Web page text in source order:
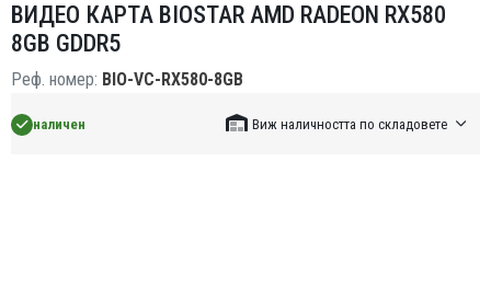
ВИДЕО КАРТА BIOSTAR AMD RADEON RX580
8GB GDDR5
Реф. номер: BIO-VC-RX580-8GB
наличен Виж наличността по складовете